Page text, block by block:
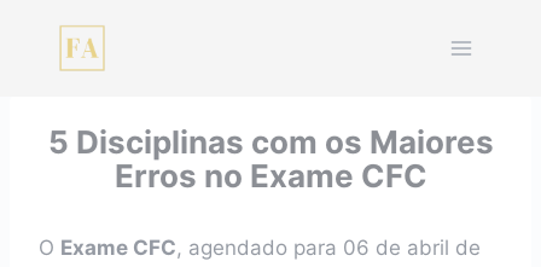
5 Disciplinas com os Maiores
Erros no Exame CFC
O Exame CFC, agendado para 06 de abril de